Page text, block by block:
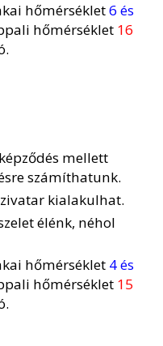
hőmérséklet6 és
hőmérséklet 16
mellett
számíthatunk.
kialakulhat.
élénk, néhol
hőmérséklet 4 és
hőmérséklet 15